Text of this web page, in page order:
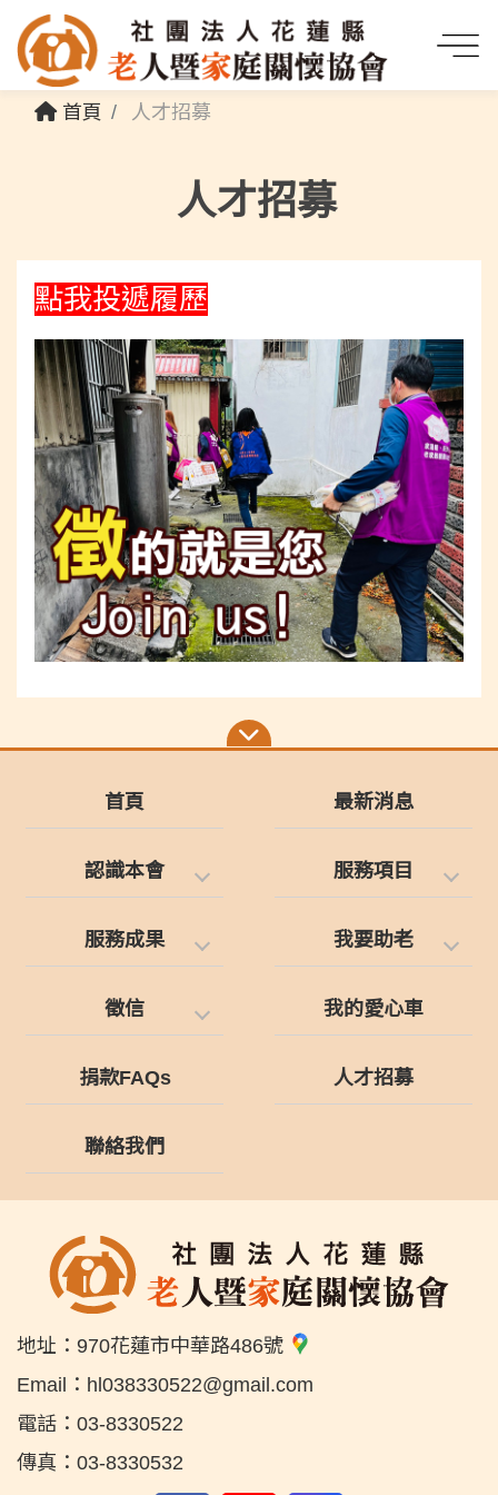
首頁 人才招募
人才招募
點我投遞履歷
首頁 最新消息
認識本會 服務項目
服務成果 我要助老
徵信 我的愛心車
捐款FAQs 人才招募
聯絡我們
地址： 970花蓮市中華路486號
Email： hl038330522@gmail.com
電話： 03-8330522
傳真： 03-8330532